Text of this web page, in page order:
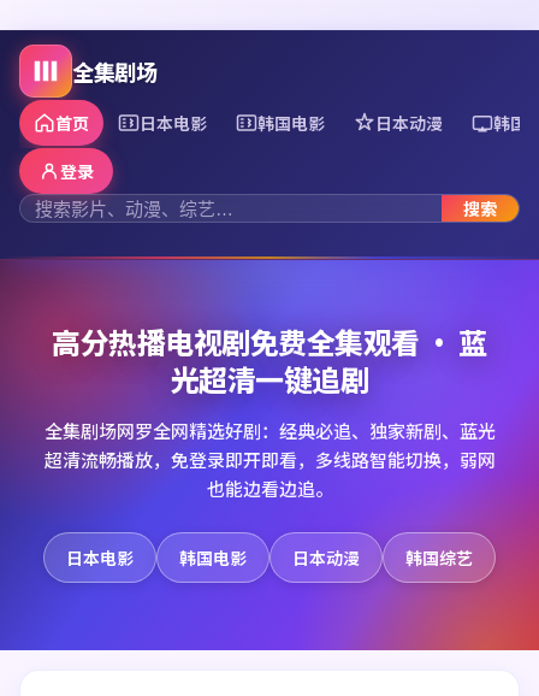
全集剧场
首页 日本电影 韩国电影 日本动漫 韩国
搜索
登录
高分热播电视剧免费全集观看 · 蓝
光超清一键追剧
全集剧场网罗全网精选好剧：经典必追、独家新剧、蓝光
超清流畅播放，免登录即开即看，多线路智能切换，弱网
也能边看边追。
日本电影 韩国电影 日本动漫 韩国综艺